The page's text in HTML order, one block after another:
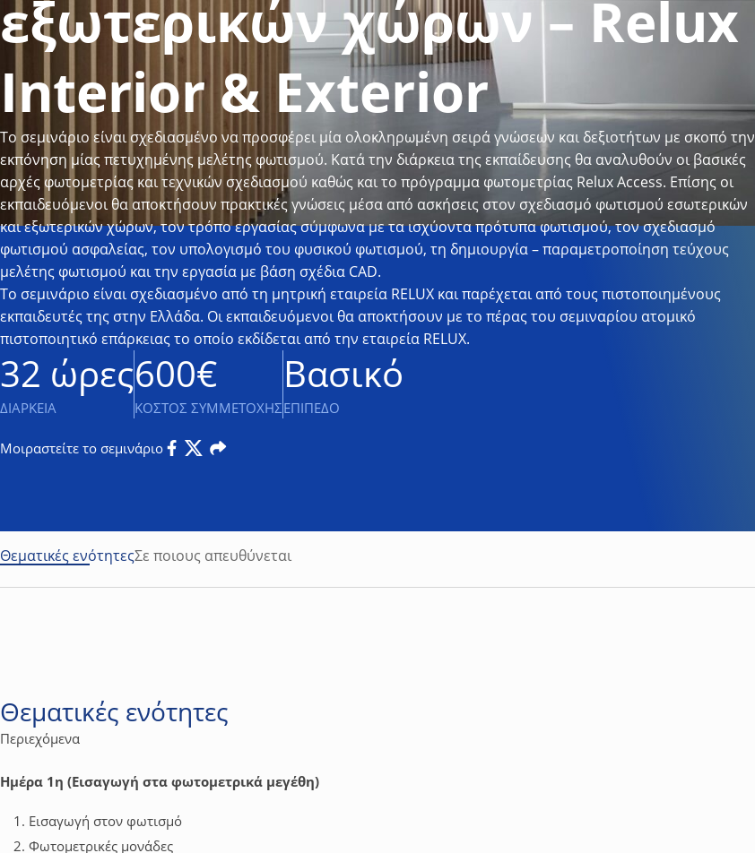
εξωτερικών χώρων – Relux
Interior & Exterior
Το σεμινάριο είναι σχεδιασμένο να προσφέρει μία ολοκληρωμένη σειρά γνώσεων και δεξιοτήτων με σκοπό την
εκπόνηση μίας πετυχημένης μελέτης φωτισμού. Κατά την διάρκεια της εκπαίδευσης θα αναλυθούν οι βασικές
αρχές φωτομετρίας και τεχνικών σχεδιασμού καθώς και το πρόγραμμα φωτομετρίας Relux Access. Επίσης οι
εκπαιδευόμενοι θα αποκτήσουν πρακτικές γνώσεις μέσα από ασκήσεις στον σχεδιασμό φωτισμού εσωτερικών
και εξωτερικών χώρων, τον τρόπο εργασίας σύμφωνα με τα ισχύοντα πρότυπα φωτισμού, τον σχεδιασμό
φωτισμού ασφαλείας, τον υπολογισμό του φυσικού φωτισμού, τη δημιουργία – παραμετροποίηση τεύχους
μελέτης φωτισμού και την εργασία με βάση σχέδια CAD.
Το σεμινάριο είναι σχεδιασμένο από τη μητρική εταιρεία RELUX και παρέχεται από τους πιστοποιημένους
εκπαιδευτές της στην Ελλάδα. Οι εκπαιδευόμενοι θα αποκτήσουν με το πέρας του σεμιναρίου ατομικό
πιστοποιητικό επάρκειας το οποίο εκδίδεται από την εταιρεία RELUX.
32 ώρες
ΔΙΑΡΚΕΙΑ
600€
ΚΟΣΤΟΣ ΣΥΜΜΕΤΟΧΗΣ
Βασικό
ΕΠΙΠΕΔΟ
Μοιραστείτε το σεμινάριο Facebook
Twitter
Email
Θεματικές ενότητεςΣε ποιους απευθύνεται
Θεματικές ενότητες
Περιεχόμενα
Ημέρα 1η (Εισαγωγή στα φωτομετρικά μεγέθη)
Εισαγωγή στον φωτισμό
Φωτομετρικές μονάδες